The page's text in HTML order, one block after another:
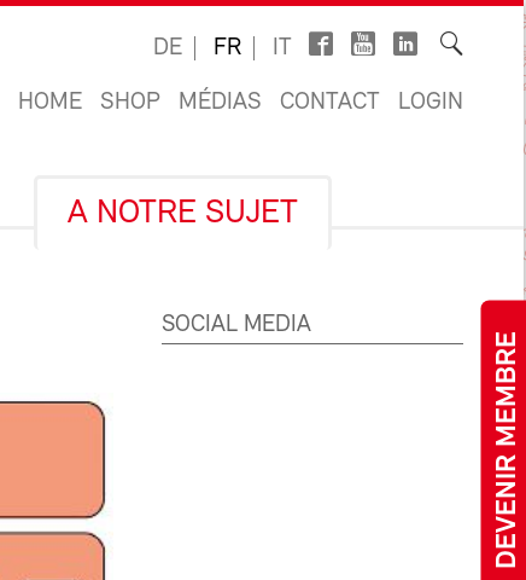
DEVENIR MEMBRE
DE FR IT
HOME SHOP MÉDIAS CONTACT LOGIN
A NOTRE SUJET
SOCIAL MEDIA